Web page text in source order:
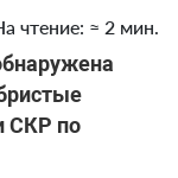
чтение: ≈ 2 мин.
СКР по